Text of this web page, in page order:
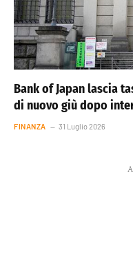
Bank of Japan lascia
di nuovo giù dopo
FINANZA 31 Luglio 2026